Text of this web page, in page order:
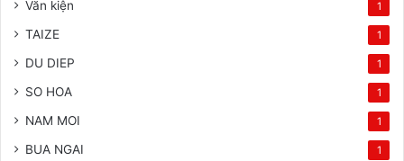
Văn kiện 1
TAIZE 1
DU DIEP 1
SO HOA 1
NAM MOI 1
BUA NGAI 1